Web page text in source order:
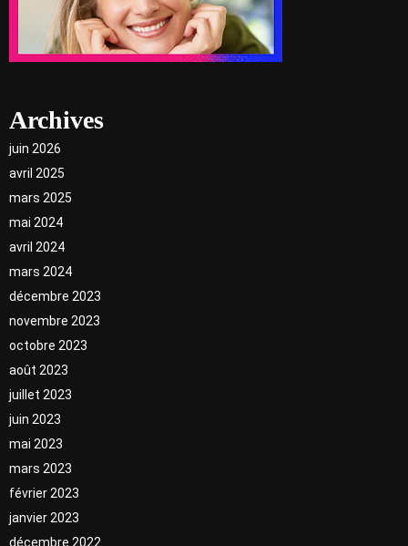
Archives
juin 2026
avril 2025
mars 2025
mai 2024
avril 2024
mars 2024
décembre 2023
novembre 2023
octobre 2023
août 2023
juillet 2023
juin 2023
mai 2023
mars 2023
février 2023
janvier 2023
décembre 2022